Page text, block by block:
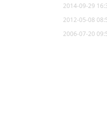
2014-09-29
2012-05-08
2006-07-20